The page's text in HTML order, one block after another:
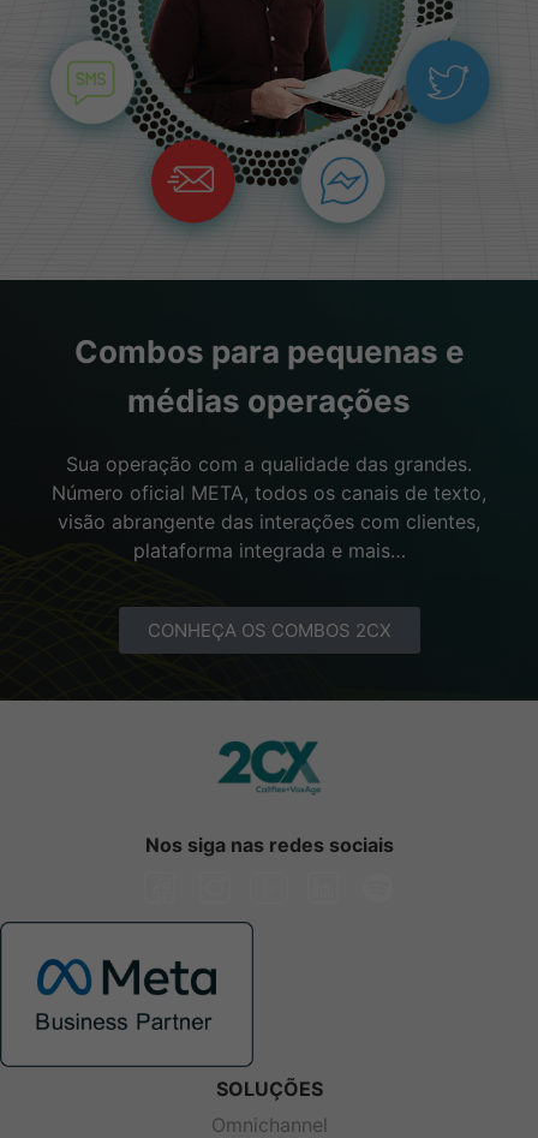
Combos para pequenas e
médias operações
Sua operação com a qualidade das grandes.
Número oficial META, todos os canais de texto,
visão abrangente das interações com clientes,
plataforma integrada e mais…
CONHEÇA OS COMBOS 2CX
Nos siga nas redes sociais
SOLUÇÕES
Omnichannel